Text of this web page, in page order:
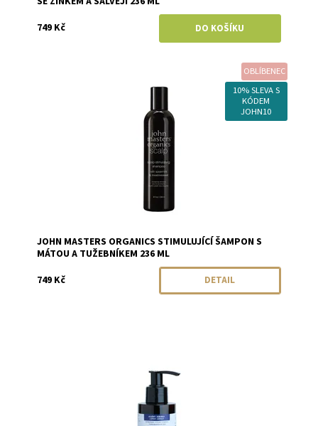
749 Kč
OBLÍBENEC
10% SLEVA S
KÓDEM
JOHN10
John Masters Organics
JOHN MASTERS ORGANICS STIMULUJÍCÍ ŠAMPON S
MÁTOU A TUŽEBNÍKEM 236 ML
749 Kč
DETAIL